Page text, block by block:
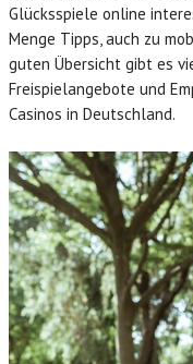
Glücksspiele online
Menge Tipps, auch zu
guten Übersicht gibt es
Freispielangebote und
Casinos in Deutschland.